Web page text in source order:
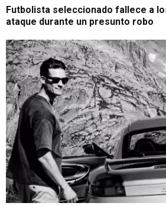
Futbolista seleccionado fallece a
ataque durante un presunto robo